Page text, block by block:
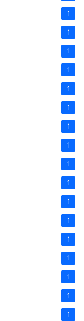
1
1
1
1
1
1
1
1
1
1
1
1
1
1
1
1
1